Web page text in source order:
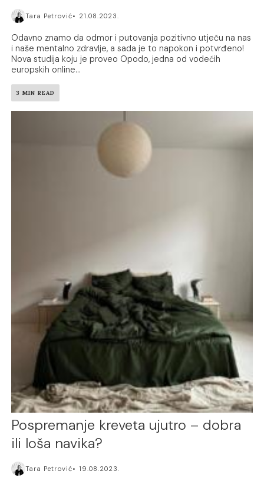
Tara Petrović 21.08.2023.
Odavno znamo da odmor i putovanja pozitivno utječu na nas
i naše mentalno zdravlje, a sada je to napokon i potvrđeno!
Nova studija koju je proveo Opodo, jedna od vodećih
europskih online...
3 MIN READ
Pospremanje kreveta ujutro – dobra
ili loša navika?
Tara Petrović 19.08.2023.